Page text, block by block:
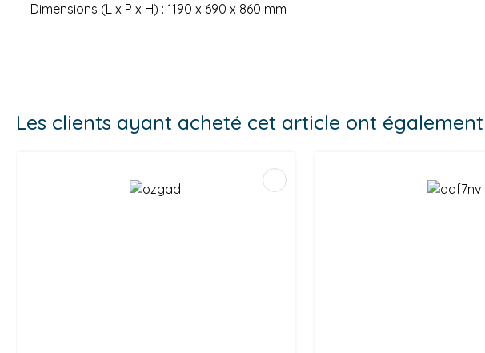
Dimensions (L x P x H) : 1190 x 690 x 860 mm
Les clients ayant acheté cet article ont